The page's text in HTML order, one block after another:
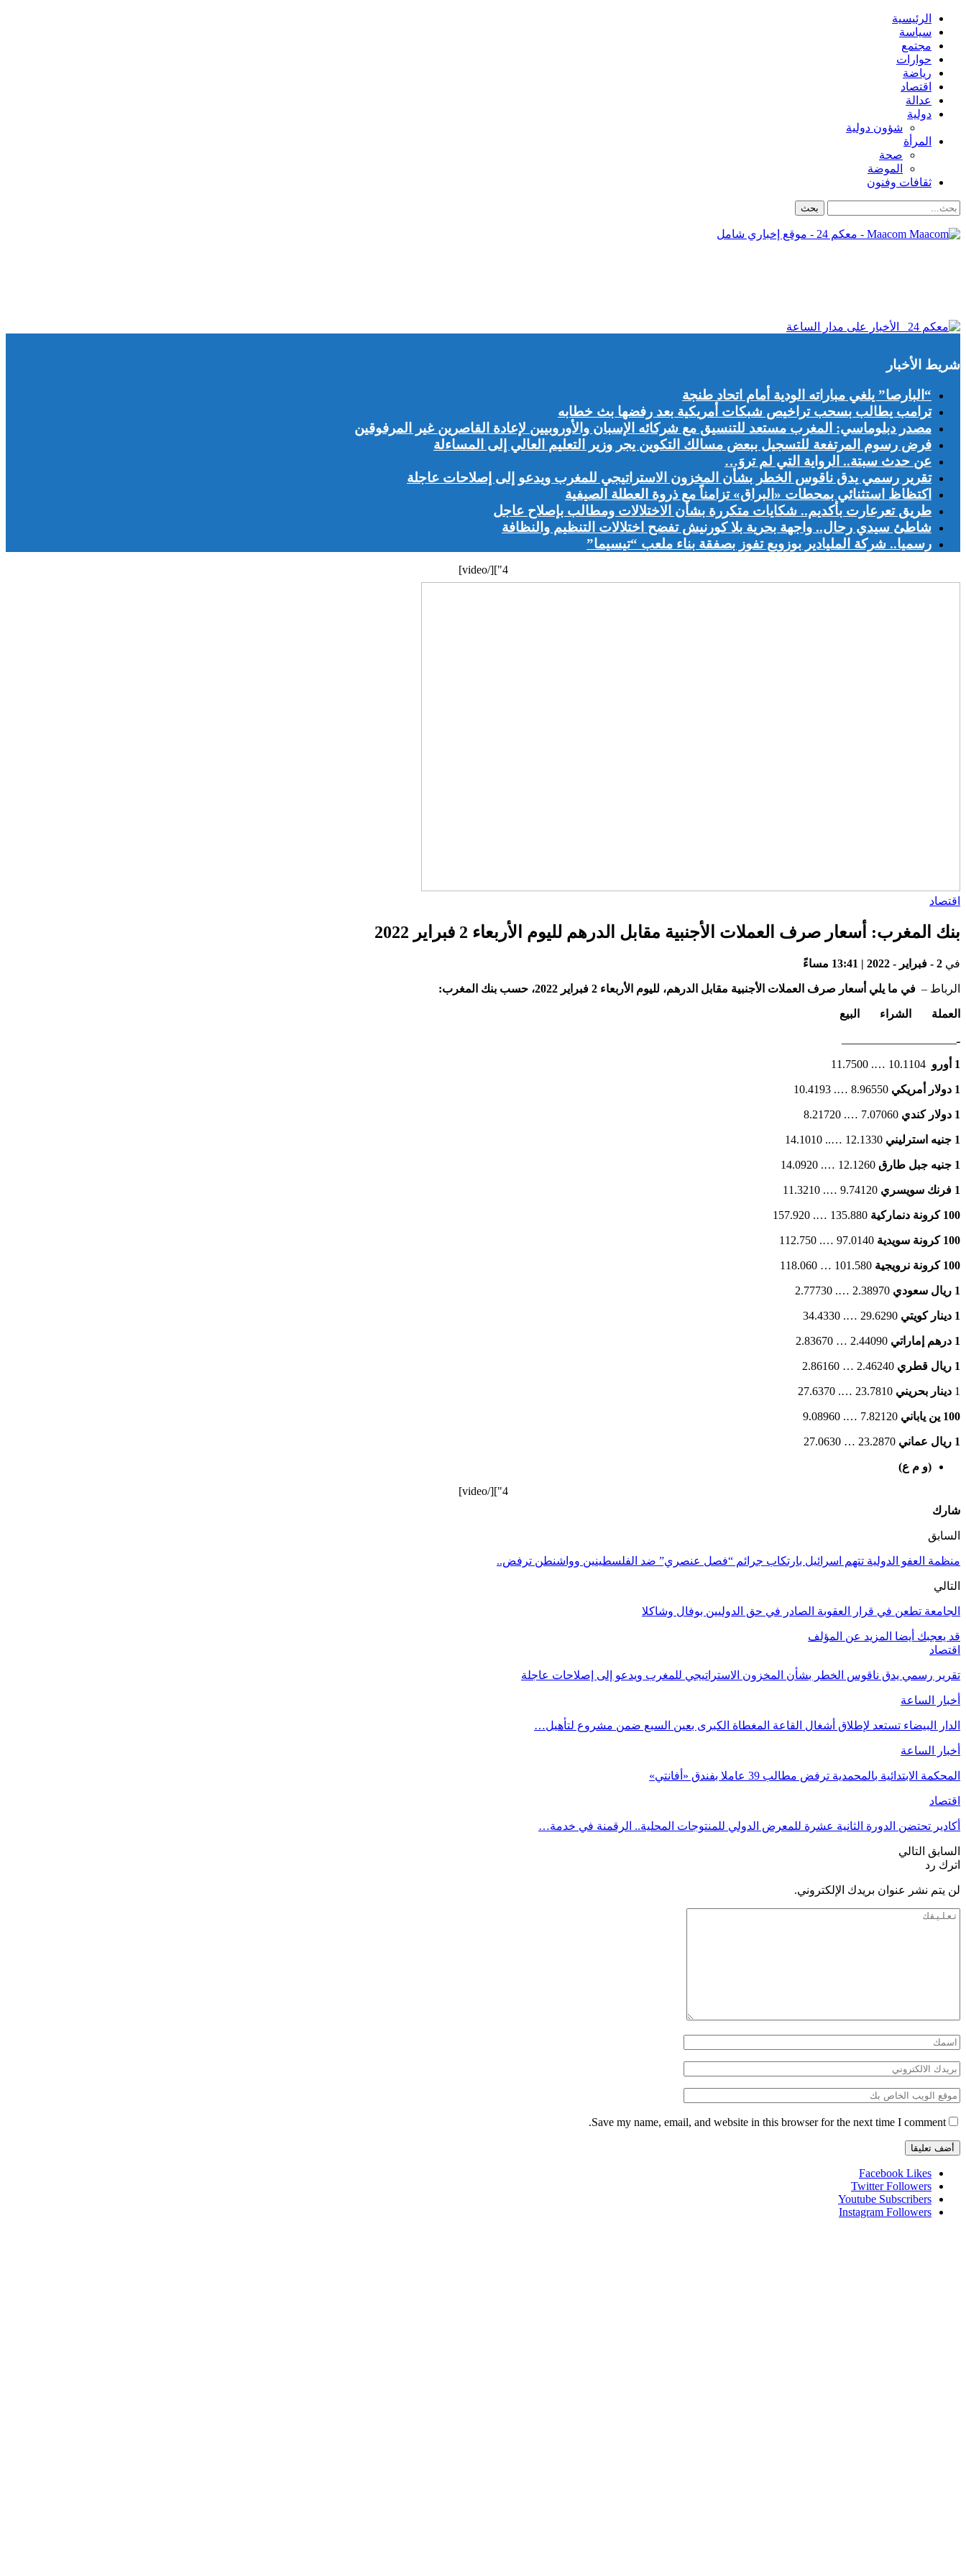
الرئيسية
سياسة
مجتمع
حوارات
رياضة
اقتصاد
عدالة
دولية
شؤون دولية
المرأة
صحة
الموضة
ثقافات وفنون
Maacom - معكم 24 - موقع إخباري شامل
شريط الأخبار
“البارصا” يلغي مباراته الودية أمام اتحاد طنجة
ترامب يطالب بسحب تراخيص شبكات أمريكية بعد رفضها بث خطابه
مصدر دبلوماسي: المغرب مستعد للتنسيق مع شركائه الإسبان والأوروبيين لإعادة القاصرين غير المرفوقين
فرض رسوم المرتفعة للتسجيل ببعض مسالك التكوين يجر وزير التعليم العالي إلى المساءلة
عن حدث سبتة.. الرواية التي لم تروَ…
تقرير رسمي يدق ناقوس الخطر بشأن المخزون الاستراتيجي للمغرب ويدعو إلى إصلاحات عاجلة
اكتظاظ استثنائي بمحطات «البراق» تزامناً مع ذروة العطلة الصيفية
طريق تعرعارت بأكديم.. شكايات متكررة بشأن الاختلالات ومطالب بإصلاح عاجل
شاطئ سيدي رحال.. واجهة بحرية بلا كورنيش تفضح اختلالات التنظيم والنظافة
رسميا.. شركة المليادير بوزوبع تفوز بصفقة بناء ملعب “تيسيما”
4"][/video]
اقتصاد
بنك المغرب: أسعار صرف العملات الأجنبية مقابل الدرهم لليوم الأربعاء 2 فبراير 2022
في 2 - فبراير - 2022 | 13:41 مساءً
الرباط – في ما يلي أسعار صرف العملات الأجنبية مقابل الدرهم، لليوم الأربعاء 2 فبراير 2022، حسب بنك المغرب:
العملة الشراء البيع
ـ____________________
1 أورو
1 دولار أمريكي
1 دولار كندي
1 جنيه استرليني
1 جنيه جبل طارق
1 فرنك سويسري
100 كرونة دنماركية
100 كرونة سويدية
100 كرونة نرويجية
1 ريال سعودي
1 دينار كويتي
1 درهم إماراتي
1 ريال قطري
1 دينار بحريني
100 ين ياباني
1 ريال عماني
(و م ع)
4"][/video]
شارك
السابق
منظمة العفو الدولية تتهم اسرائيل بارتكاب جرائم “فصل عنصري” ضد الفلسطينين وواشنطن ترفض..
التالي
الجامعة تطعن في قرار العقوبة الصادر في حق الدوليين بوفال وشاكلا
قد يعجبك أيضا المزيد عن المؤلف
اقتصاد
تقرير رسمي يدق ناقوس الخطر بشأن المخزون الاستراتيجي للمغرب ويدعو إلى إصلاحات عاجلة
أخبار الساعة
الدار البيضاء تستعد لإطلاق أشغال القاعة المغطاة الكبرى بعين السبع ضمن مشروع لتأهيل…
أخبار الساعة
المحكمة الابتدائية بالمحمدية ترفض مطالب 39 عاملا بفندق «أفانتي»
اقتصاد
أكادير تحتضن الدورة الثانية عشرة للمعرض الدولي للمنتوجات المحلية.. الرقمنة في خدمة…
السابق التالي
اترك رد
لن يتم نشر عنوان بريدك الإلكتروني.
Save my name, email, and website in this browser for the next time I comment.
Facebook Likes
Twitter Followers
Youtube Subscribers
Instagram Followers